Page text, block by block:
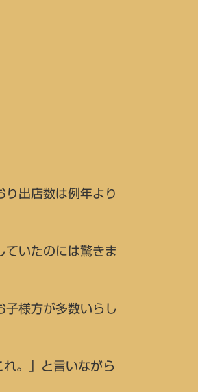
り出店数は例年より
ていたのには驚きま
子様方が多数いらし
。」と言いながら